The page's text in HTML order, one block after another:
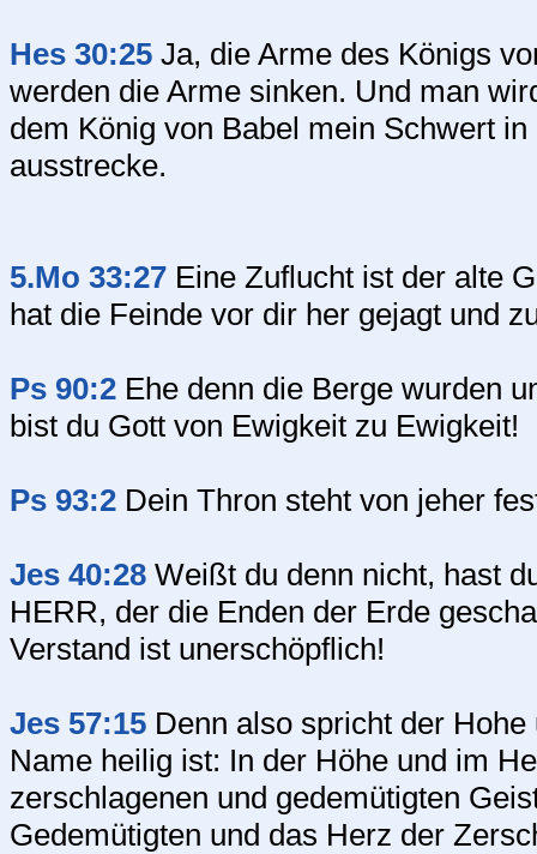
Hes 30:25 Ja, die Arme des Königs
werden die Arme sinken. Und man
dem König von Babel mein Schwert
ausstrecke.
5.Mo 33:27 Eine Zuflucht ist der alte
hat die Feinde vor dir her gejagt und
Ps 90:2 Ehe denn die Berge wurden
bist du Gott von Ewigkeit zu Ewigkeit!
Ps 93:2 Dein Thron steht von jeher
Jes 40:28 Weißt du denn nicht, hast
HERR, der die Enden der Erde
Verstand ist unerschöpflich!
Jes 57:15 Denn also spricht der
Name heilig ist: In der Höhe und im
zerschlagenen und gedemütigten
Gedemütigten und das Herz der